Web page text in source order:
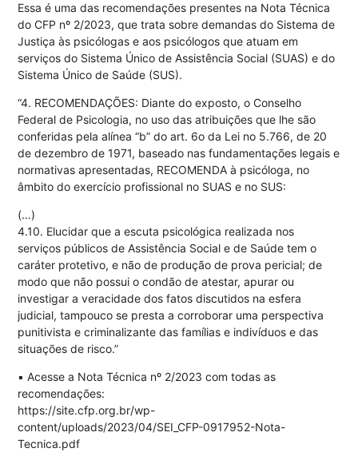
Essa é uma das recomendações presentes na Nota Técnica
do CFP nº 2/2023, que trata sobre demandas do Sistema de
Justiça às psicólogas e aos psicólogos que atuam em
serviços do Sistema Único de Assistência Social (SUAS) e do
Sistema Único de Saúde (SUS).
“4. RECOMENDAÇÕES: Diante do exposto, o Conselho
Federal de Psicologia, no uso das atribuições que lhe são
conferidas pela alínea “b” do art. 6o da Lei no 5.766, de 20
de dezembro de 1971, baseado nas fundamentações legais e
normativas apresentadas, RECOMENDA à psicóloga, no
âmbito do exercício profissional no SUAS e no SUS:
(…)
4.10. Elucidar que a escuta psicológica realizada nos
serviços públicos de Assistência Social e de Saúde tem o
caráter protetivo, e não de produção de prova pericial; de
modo que não possui o condão de atestar, apurar ou
investigar a veracidade dos fatos discutidos na esfera
judicial, tampouco se presta a corroborar uma perspectiva
punitivista e criminalizante das famílias e indivíduos e das
situações de risco.”
▪️ Acesse a Nota Técnica nº 2/2023 com todas as
recomendações:
https://site.cfp.org.br/wp-
content/uploads/2023/04/SEI_CFP-0917952-Nota-
Tecnica.pdf